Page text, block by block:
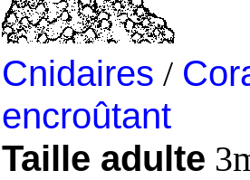
Cnidaires /
encroûtant
Taille adulte